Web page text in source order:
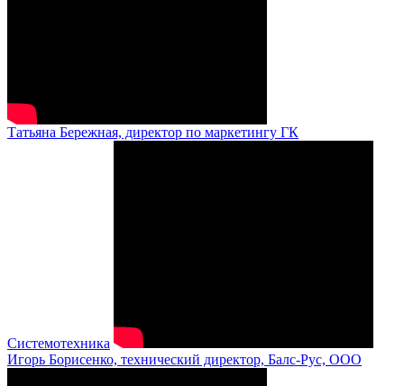
Татьяна Бережная, директор по маркетингу ГК
Системотехника
Игорь Борисенко, технический директор, Балс-Рус, ООО